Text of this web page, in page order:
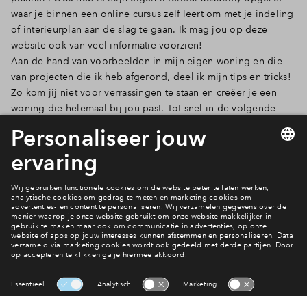
waar je binnen een online cursus zelf leert om met je indeling
of interieurplan aan de slag te gaan. Ik mag jou op deze
website ook van veel informatie voorzien!
Aan de hand van voorbeelden in mijn eigen woning en die
van projecten die ik heb afgerond, deel ik mijn tips en tricks!
Zo kom jij niet voor verrassingen te staan en creëer je een
woning die helemaal bij jou past. Tot snel in de volgende
Groetjes,
Marije Duijn
Ga naar het woningaanbod
Interesse? Meld je dan snel aan